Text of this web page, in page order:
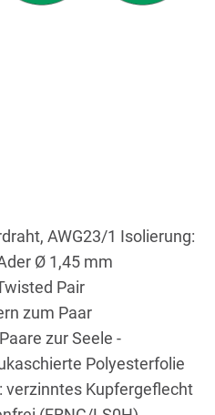
AWG23/1 Isolierung:
Ø 1,45 mm
Pair
zum Paar
zur Seele -
Polyesterfolie
verzinntes Kupfergeflecht